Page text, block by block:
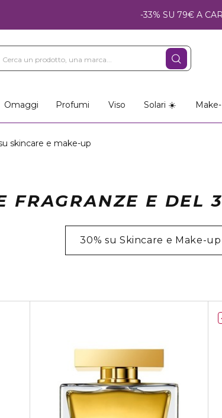
-33% SU 79€ A
Omaggi Profumi Viso Solari ☀️
skincare e make-up
FRAGRANZE E DEL
30% su Skincare e Make-